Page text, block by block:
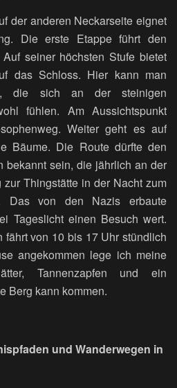
der anderen Neckarseite eignet
Die erste Etappe führt den
seiner höchsten Stufe bietet
das Schloss. Hier kann man
die sich an der steinigen
fühlen. Am Aussichtspunkt
Weiter geht es auf
Bäume. Die Route dürfte den
bekannt sein, die jährlich an der
Thingstätte in der Nacht zum
Das von den Nazis erbaute
Tageslicht einen Besuch wert.
von 10 bis 17 Uhr stündlich
angekommen lege ich meine
Tannenzapfen und ein
Berg kann kommen.
und Wanderwegen in